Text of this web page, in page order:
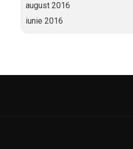
august 2016
iunie 2016